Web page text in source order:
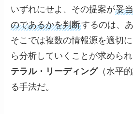
いずれにせよ、その提案が妥
のであるかを判断するのは、
そこでは複数の情報源を適切
ら分析していくことが求めら
テラル・リーディング（水平
る手法だ。